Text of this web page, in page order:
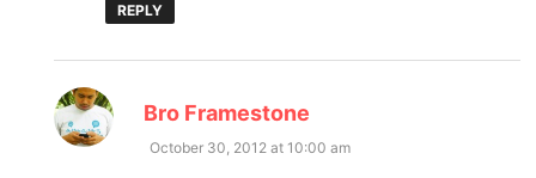
REPLY
Bro Framestone
October 30, 2012 at 10:00 am